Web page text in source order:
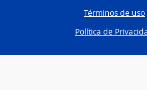
Términos de uso
Política de